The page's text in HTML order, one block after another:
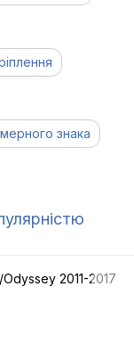
знака